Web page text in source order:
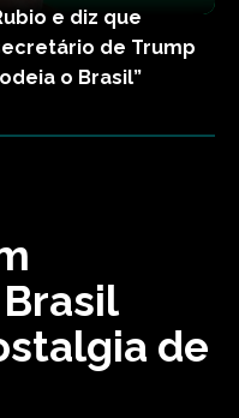
e diz que
de Trump
o Brasil”
de